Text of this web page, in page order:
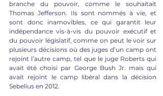
branche du pouvoir, comme le souhaitait
Thomas Jefferson. Ils sont nommés à vie, et
sont donc inamovibles, ce qui garantit leur
indépendance vis-à-vis du pouvoir exécutif et
du pouvoir législatif, comme on peut le voir sur
plusieurs décisions où des juges d’un camp ont
rejoint l’autre camp, tel que le juge Roberts qui
avait été choisi par George Bush Jr. mais qui
avait rejoint le camp libéral dans la décision
Sebelius en 2012.